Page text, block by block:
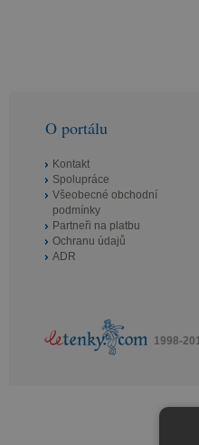
O portálu
Kontakt
Spolupráce
Všeobecné obchodní
podmínky
Partneři na platbu
Ochranu údajů
ADR
1998-